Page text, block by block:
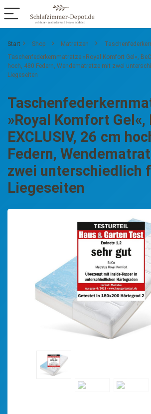
Start Shop Matratzen
Taschenfederkernmatratze »Royal Komfort Gel«,
hoch, 480 Federn, Wendematratze mit zwei
Liegeseiten
»Royal Komfort Gel«,
EXCLUSIV, 26 cm
Federn,
zwei unterschiedlich
Liegeseiten